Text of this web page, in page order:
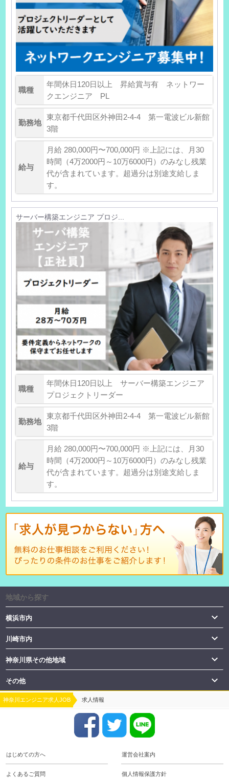
職種
年間休日120日以上 昇給賞与有 ネットワー
クエンジニア PL
勤務地
東京都千代田区外神田2-4-4 第一電波ビル新館
3階
給与
月給 280,000円〜700,000円 ※上記には、月30
時間（4万2000円～10万6000円）のみなし残業
代が含まれています。超過分は別途支給しま
す。
サーバー構築エンジニア プロジ...
職種
年間休日120日以上 サーバー構築エンジニア
プロジェクトリーダー
勤務地
東京都千代田区外神田2-4-4 第一電波ビル新館
3階
給与
月給 280,000円〜700,000円 ※上記には、月30
時間（4万2000円～10万6000円）のみなし残業
代が含まれています。超過分は別途支給しま
す。
地域から探す
横浜市内 
川崎市内 
神奈川県その他地域 
その他 
神奈川エンジニア求人JOB 求人情報
はじめての方へ 運営会社案内
よくあるご質問 個人情報保護方針